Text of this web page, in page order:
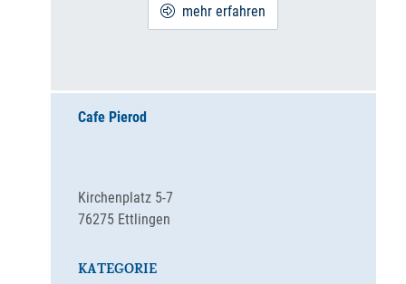
mehr erfahren
Cafe Pierod
Kirchenplatz 5-7
76275 Ettlingen
KATEGORIE